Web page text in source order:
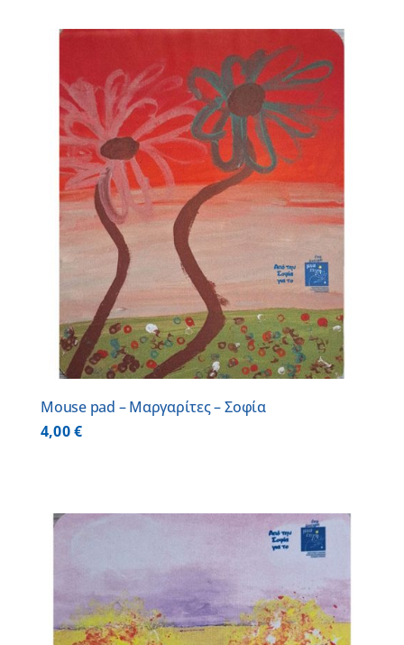
Mouse pad – Μαργαρίτες – Σοφία
4,00€